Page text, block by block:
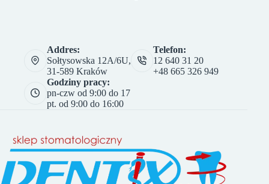
Addres:
Sołtysowska 12A/6U,
31-589 Kraków
Telefon:
12 640 31 20
+48 665 326 949
Godziny pracy:
pn-czw od 9:00 do 17
pt. od 9:00 do 16:00